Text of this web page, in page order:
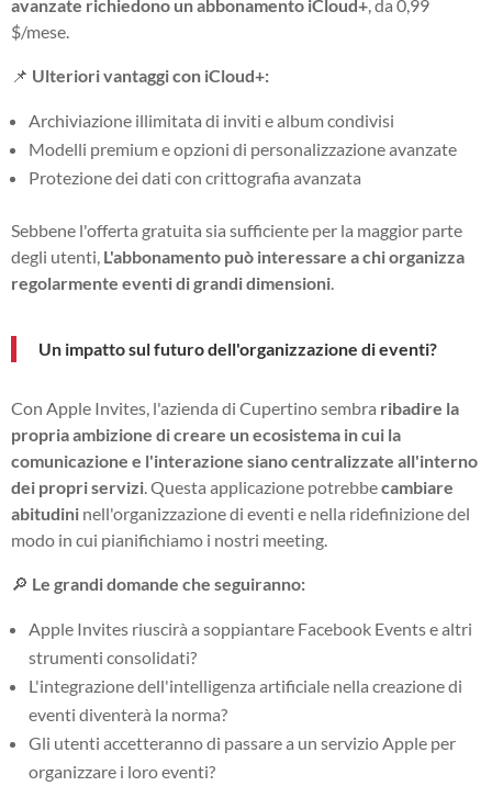
avanzate richiedono un abbonamento iCloud+ , da 0,99
$/mese.
📌 Ulteriori vantaggi con iCloud+:
Archiviazione illimitata di inviti e album condivisi
Modelli premium e opzioni di personalizzazione avanzate
Protezione dei dati con crittografia avanzata
Sebbene l'offerta gratuita sia sufficiente per la maggior parte
degli utenti, L'abbonamento può interessare a chi organizza
regolarmente eventi di grandi dimensioni
Un impatto sul futuro dell'organizzazione di eventi?
Con Apple Invites, l'azienda di Cupertino sembra ribadire la
propria ambizione di creare un ecosistema in cui la
comunicazione e l'interazione siano centralizzate all'interno
dei propri servizi . Questa applicazione potrebbecambiare
abitudini nell'organizzazione di eventi e nella ridefinizione del
modo in cui pianifichiamo i nostri meeting.
🔎 Le grandi domande che seguiranno:
Apple Invites riuscirà a soppiantare Facebook Events e altri
strumenti consolidati?
L'integrazione dell'intelligenza artificiale nella creazione di
eventi diventerà la norma?
Gli utenti accetteranno di passare a un servizio Apple per
organizzare i loro eventi?